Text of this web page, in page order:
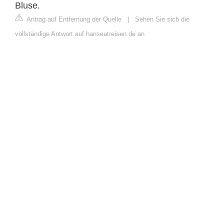
Bluse.
Antrag auf Entfernung der Quelle
Sehen Sie sich die
vollständige Antwort auf hanseatreisen.de an